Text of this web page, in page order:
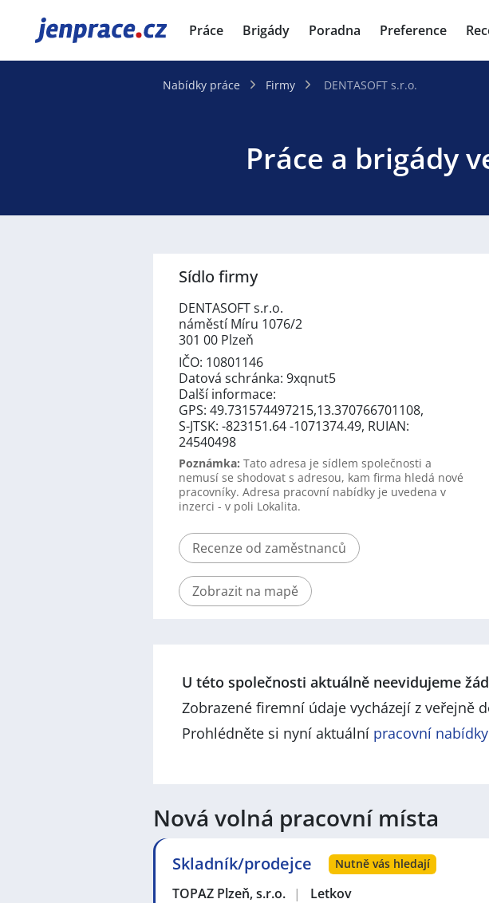
JenPráce.cz Práce Brigády Poradna Preference
Nabídky práce Firmy DENTASOFT s.r.o.
Práce a brigády
Sídlo firmy
DENTASOFT s.r.o.
náměstí Míru 1076/2
301 00 Plzeň
IČO: 10801146
Datová schránka: 9xqnut5
Další informace:
GPS: 49.731574497215,13.370766701108,
S-JTSK: -823151.64 -1071374.49, RUIAN:
24540498
Poznámka: Tato adresa je sídlem společnosti a
nemusí se shodovat s adresou, kam firma hledá nové
pracovníky. Adresa pracovní nabídky je uvedena v
inzerci - v poli Lokalita.
Recenze od zaměstnanců
Zobrazit na mapě
U této společnosti aktuálně neevidujeme
Zobrazené firemní údaje vycházejí z veřejně
Prohlédněte si nyní aktuální pracovní nabídky
Nová volná pracovní místa
Skladník/prodejce Nutně vás hledají
TOPAZ Plzeň, s.r.o. | Letkov